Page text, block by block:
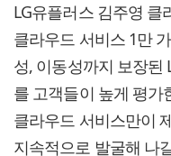
LG유플러스 김주영
클라우드 서비스 1만
성, 이동성까지 보장된
를 고객들이 높게 평
클라우드 서비스만이
지속적으로 발굴해 나